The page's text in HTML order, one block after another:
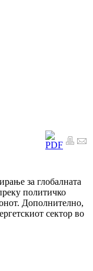
за глобалната
политичко
Дополнително,
сектор во